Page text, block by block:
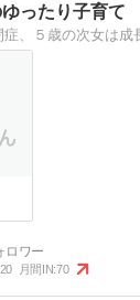
ゆったり子育
20 月間IN:70